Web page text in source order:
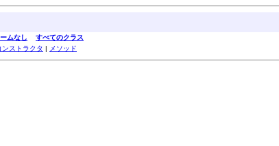
ムなし
すべてのクラス
ンストラクタ | メソッド